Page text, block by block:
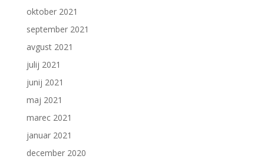
oktober 2021
september 2021
avgust 2021
julij 2021
junij 2021
maj 2021
marec 2021
januar 2021
december 2020